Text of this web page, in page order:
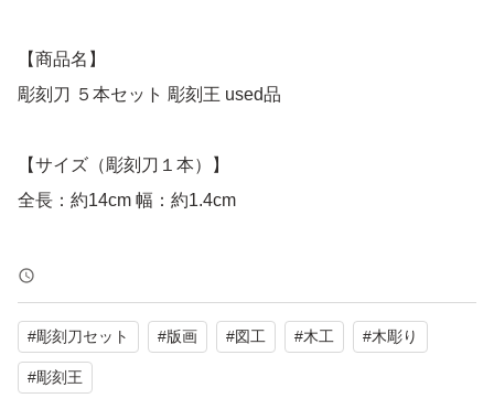
【商品名】
彫刻刀 ５本セット 彫刻王 used品
【サイズ（彫刻刀１本）】
全長：約14cm 幅：約1.4cm
【注意事項】
used品につき、スレ・傷等ございます。
その点ご了承の上、ご検討をお願いいたします。
#彫刻刀セット #版画 #図工 #木工 #木彫り
#彫刻王